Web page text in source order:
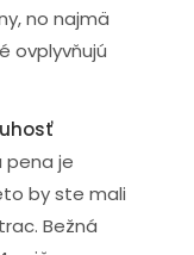
no najmä
ovplyvňujú
pena je
by ste mali
Bežná